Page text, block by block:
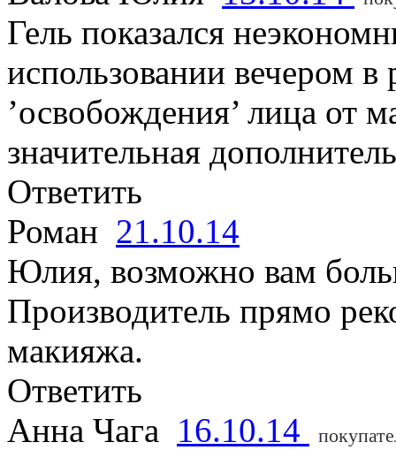
Гель показался
использовании вечером
’освобождения’ лица от
значительная
Ответить
Роман 21.10.14
Юлия, возможно вам
Производитель прямо
макияжа.
Ответить
Анна Чага 16.10.14